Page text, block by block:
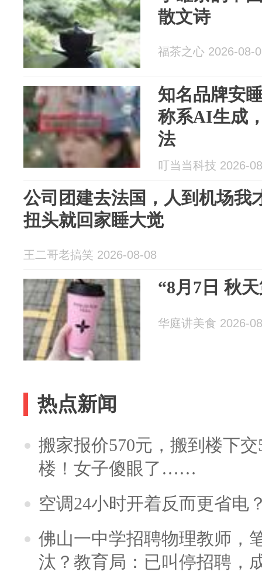
散文诗
福茶之心 2026-08-
知名品牌安
称系AI生成
法
叮当当科技 2026-
公司团建去法国，人到机场我
扭头就回家睡大觉
王二哥老搞笑 2026-08-08
“8月7日 秋
华庭讲美食 2026-
热点新闻
搬家报价570元，搬到楼下
楼！女子傻眼了……
空调24小时开着反而更省电
佛山一中学招聘物理教师，
汰？教育局：已叫停招聘，